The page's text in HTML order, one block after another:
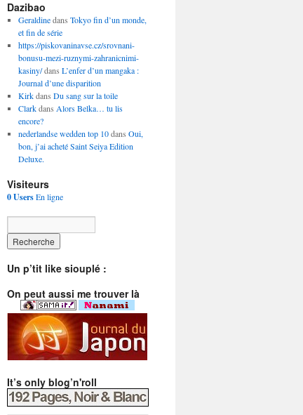
Dazibao
Geraldinedans Tokyo fin d’un monde,
et fin de série
https://piskovaninavse.cz/srovnani-
bonusu-mezi-ruznymi-zahranicnimi-
kasiny/dans L’enfer d’un mangaka :
Journal d’une disparition
Kirkdans Du sang sur la toile
Clarkdans Alors Belka… tu lis
encore?
nederlandse wedden top 10dans Oui,
bon, j’ai acheté Saint Seiya Edition
Deluxe.
Visiteurs
0 UsersEn ligne
Un p’tit like siouplé :
On peut aussi me trouver là
It’s only blog’n'roll